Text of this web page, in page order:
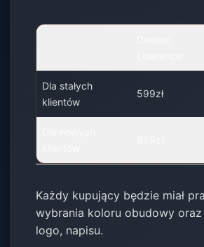
Dla stałych
klientów
599zł
Każdy kupujący będzie miał
wybrania koloru obudowy
logo, napisu.